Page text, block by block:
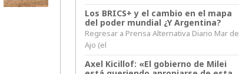
Los BRICS+ y el cambio en el mapa
del poder mundial ¿Y Argentina?
Regresar a Prensa Alternativa Diario Mar de
Ajo (el
Axel Kicillof: «El gobierno de Milei